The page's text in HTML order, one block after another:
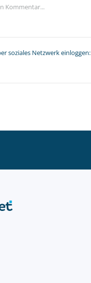
soziales Netzwerk einloggen: